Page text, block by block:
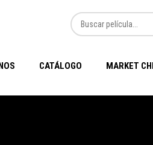
CATÁLOGO MARKET